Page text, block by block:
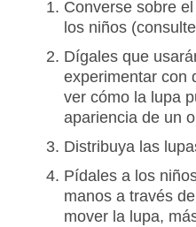
Converse sobre
los niños
Dígales que
experimentar con
ver cómo la lupa
apariencia de un
Distribuya las
Pídales a los
manos a través
mover la lupa,